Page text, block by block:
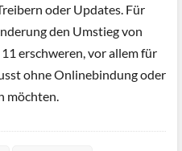
oder Updates. Für
den Umstieg von
erschweren, vor allem für
ohne Onlinebindung oder